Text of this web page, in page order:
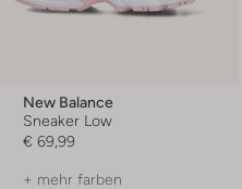
New Balance
Sneaker Low
€ 69,99
+ mehr farben